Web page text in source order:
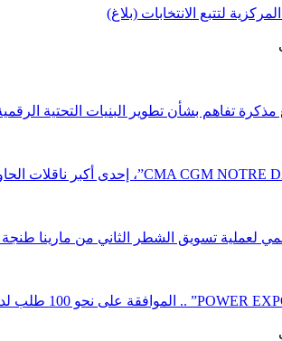
لتتبع الانتخابات (بلاغ)
مذكرة تفاهم بشأن تطوير البنيات التحتية
لعملية تسويق الشطر الثاني من مارينا طنجة